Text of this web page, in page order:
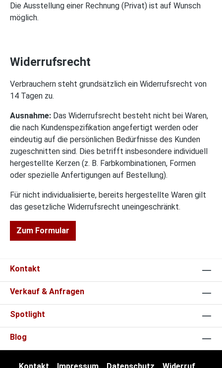
Die Ausstellung einer Rechnung (Privat) ist auf Wunsch
möglich.
Widerrufsrecht
Verbrauchern steht grundsätzlich ein Widerrufsrecht von
14 Tagen zu.
Ausnahme: Das Widerrufsrecht besteht nicht bei Waren,
die nach Kundenspezifikation angefertigt werden oder
eindeutig auf die persönlichen Bedürfnisse des Kunden
zugeschnitten sind. Dies betrifft insbesondere individuell
hergestellte Kerzen (z. B. Farbkombinationen, Formen
oder spezielle Anfertigungen auf Bestellung).
Für nicht individualisierte, bereits hergestellte Waren gilt
das gesetzliche Widerrufsrecht uneingeschränkt.
Zum Formular
Kontakt
Verkauf & Anfragen
Spotlight
Blog